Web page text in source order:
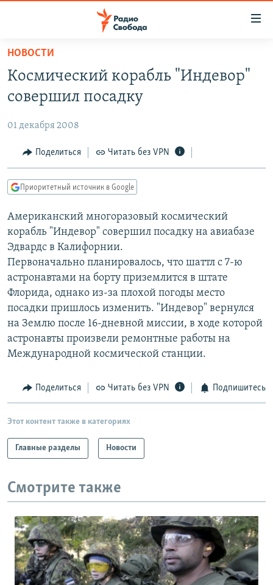
упрощенного
доступа
основному
Вернутся
главной
навигации
Вернутся
поиску
АВТОРСКИЕ ПРОЕКТЫ
ЦИТАТЫ СВОБОДЫ
МНЕНИЯ
IDEL.РЕАЛИИ
КАВКАЗ.РЕАЛИИ
СЕВЕР.РЕАЛИИ
СИБИРЬ.РЕАЛИИ
РАСПИСАНИЕ ВЕЩАНИЯ
ПОДПИШИТЕСЬ НА РАССЫЛКУ
СОЦИАЛЬНЫЕ СЕТИ
Все сайты РСЕ/РС
НОВОСТИ
Космический корабль "Индевор"
совершил посадку
01 декабря 2008
Поделиться Читать без VPN
Приоритетный источник в Google
Американский многоразовый космический
корабль "Индевор" совершил посадку на авиабазе
Эдвардс в Калифорнии.
Первоначально планировалось, что шаттл с 7-ю
астронавтами на борту приземлится в штате
Флорида, однако из-за плохой погоды место
посадки пришлось изменить. "Индевор" вернулся
на Землю после 16-дневной миссии, в ходе которой
астронавты произвели ремонтные работы на
Международной космической станции.
Поделиться Читать без VPN Подпишитесь
Этот контент также в категориях
Главные разделы Новости
Смотрите также